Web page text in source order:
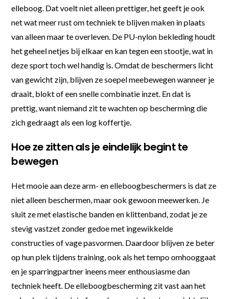
elleboog. Dat voelt niet alleen prettiger, het geeft je ook
net wat meer rust om techniek te blijven maken in plaats
van alleen maar te overleven. De PU-nylon bekleding houdt
het geheel netjes bij elkaar en kan tegen een stootje, wat in
deze sport toch wel handig is. Omdat de beschermers licht
van gewicht zijn, blijven ze soepel meebewegen wanneer je
draait, blokt of een snelle combinatie inzet. En dat is
prettig, want niemand zit te wachten op bescherming die
zich gedraagt als een log koffertje.
Hoe ze zitten als je eindelijk begint te
bewegen
Het mooie aan deze arm- en elleboogbeschermers is dat ze
niet alleen beschermen, maar ook gewoon meewerken. Je
sluit ze met elastische banden en klittenband, zodat je ze
stevig vastzet zonder gedoe met ingewikkelde
constructies of vage pasvormen. Daardoor blijven ze beter
op hun plek tijdens training, ook als het tempo omhooggaat
en je sparringpartner ineens meer enthousiasme dan
techniek heeft. De elleboogbescherming zit vast aan het